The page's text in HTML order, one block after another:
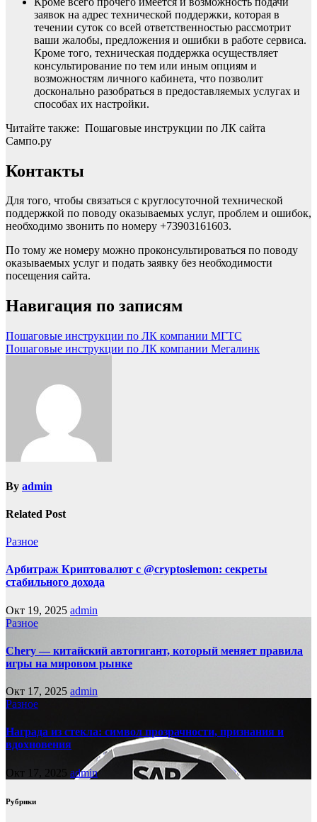
заявок на адрес технической поддержки, которая в
течении суток со всей ответственностью рассмотрит
ваши жалобы, предложения и ошибки в работе сервиса.
Кроме того, техническая поддержка осуществляет
консультирование по тем или иным опциям и
возможностям личного кабинета, что позволит
досконально разобраться в предоставляемых услугах и
способах их настройки.
Читайте также: Пошаговые инструкции по ЛК сайта
Сампо.ру
Контакты
Для того, чтобы связаться с круглосуточной технической
поддержкой по поводу оказываемых услуг, проблем и ошибок,
необходимо звонить по номеру +73903161603.
По тому же номеру можно проконсультироваться по поводу
оказываемых услуг и подать заявку без необходимости
посещения сайта.
Навигация по записям
Пошаговые инструкции по ЛК компании МГТС
Пошаговые инструкции по ЛК компании Мегалинк
By admin
Related Post
Разное
Арбитраж Криптовалют с @cryptoslemon: секреты
стабильного дохода
Окт 19, 2025 admin
Разное
Chery — китайский автогигант, который меняет правила
игры на мировом рынке
Окт 17, 2025 admin
Разное
Награда из стекла: символ прозрачности, признания и
вдохновения
Окт 17, 2025 admin
Рубрики